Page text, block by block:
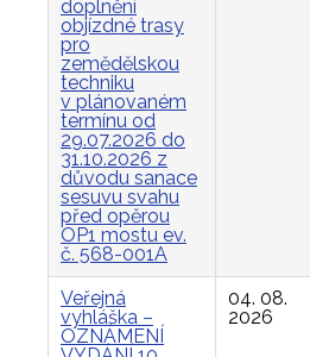
doplnění
objízdné trasy
pro
zemědělskou
techniku
v plánovaném
termínu od
29.07.2026 do
31.10.2026 z
důvodu sanace
sesuvu svahu
před opěrou
OP1 mostu ev.
č. 568-001A
Veřejná
vyhláška –
OZNÁMENÍ
04. 08.
2026